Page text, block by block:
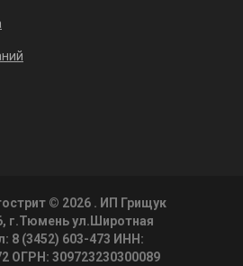
© 2026 . ИП Грищук
г.Тюмень ул.Широтная
8 (3452) 603-473 ИНН:
ОГРН: 309723230300089